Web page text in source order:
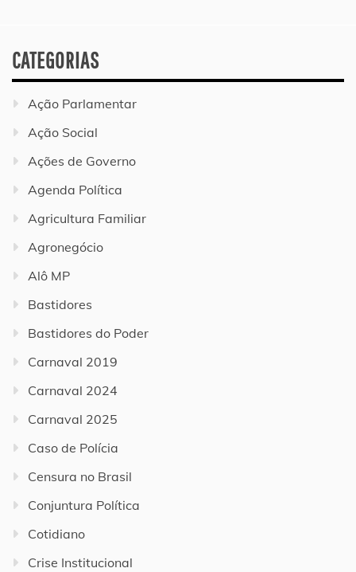
CATEGORIAS
Ação Parlamentar
Ação Social
Ações de Governo
Agenda Política
Agricultura Familiar
Agronegócio
Alô MP
Bastidores
Bastidores do Poder
Carnaval 2019
Carnaval 2024
Carnaval 2025
Caso de Polícia
Censura no Brasil
Conjuntura Política
Cotidiano
Crise Institucional